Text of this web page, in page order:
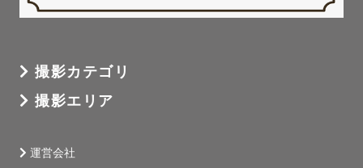
撮影カテゴリ
撮影エリア
運営会社